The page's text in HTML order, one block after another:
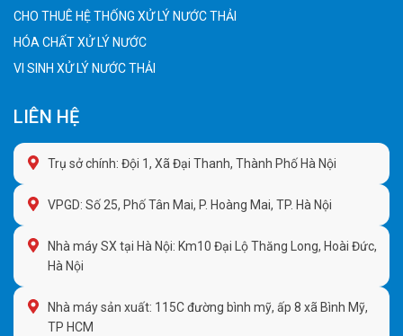
CHO THUÊ HỆ THỐNG XỬ LÝ NƯỚC THẢI
HÓA CHẤT XỬ LÝ NƯỚC
VI SINH XỬ LÝ NƯỚC THẢI
LIÊN HỆ
Trụ sở chính: Đội 1, Xã Đại Thanh, Thành Phố Hà Nội
VPGD: Số 25, Phố Tân Mai, P. Hoàng Mai, TP. Hà Nội
Nhà máy SX tại Hà Nội: Km10 Đại Lộ Thăng Long, Hoài Đức,
Hà Nội
Nhà máy sản xuất: 115C đường bình mỹ, ấp 8 xã Bình Mỹ,
TP HCM